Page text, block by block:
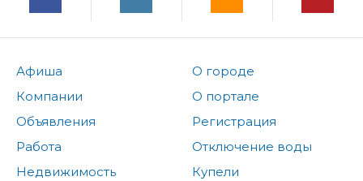
Афиша
Компании
Объявления
Работа
Недвижимость
О городе
О портале
Регистрация
Отключение воды
Купели